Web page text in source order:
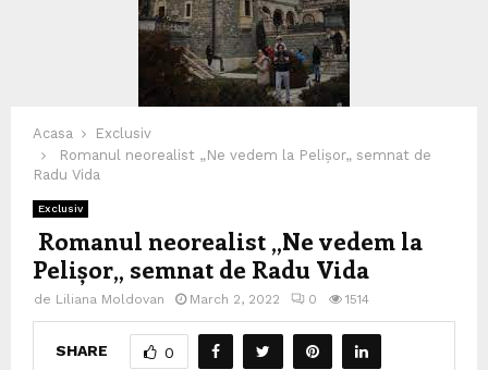
Acasa
Exclusiv
Romanul neorealist „Ne vedem la Pelișor„ semnat de
Radu Vida
Exclusiv
Romanul neorealist „Ne vedem la
Pelișor„ semnat de Radu Vida
de Liliana Moldovan March 2, 2022 0 1514
SHARE 0